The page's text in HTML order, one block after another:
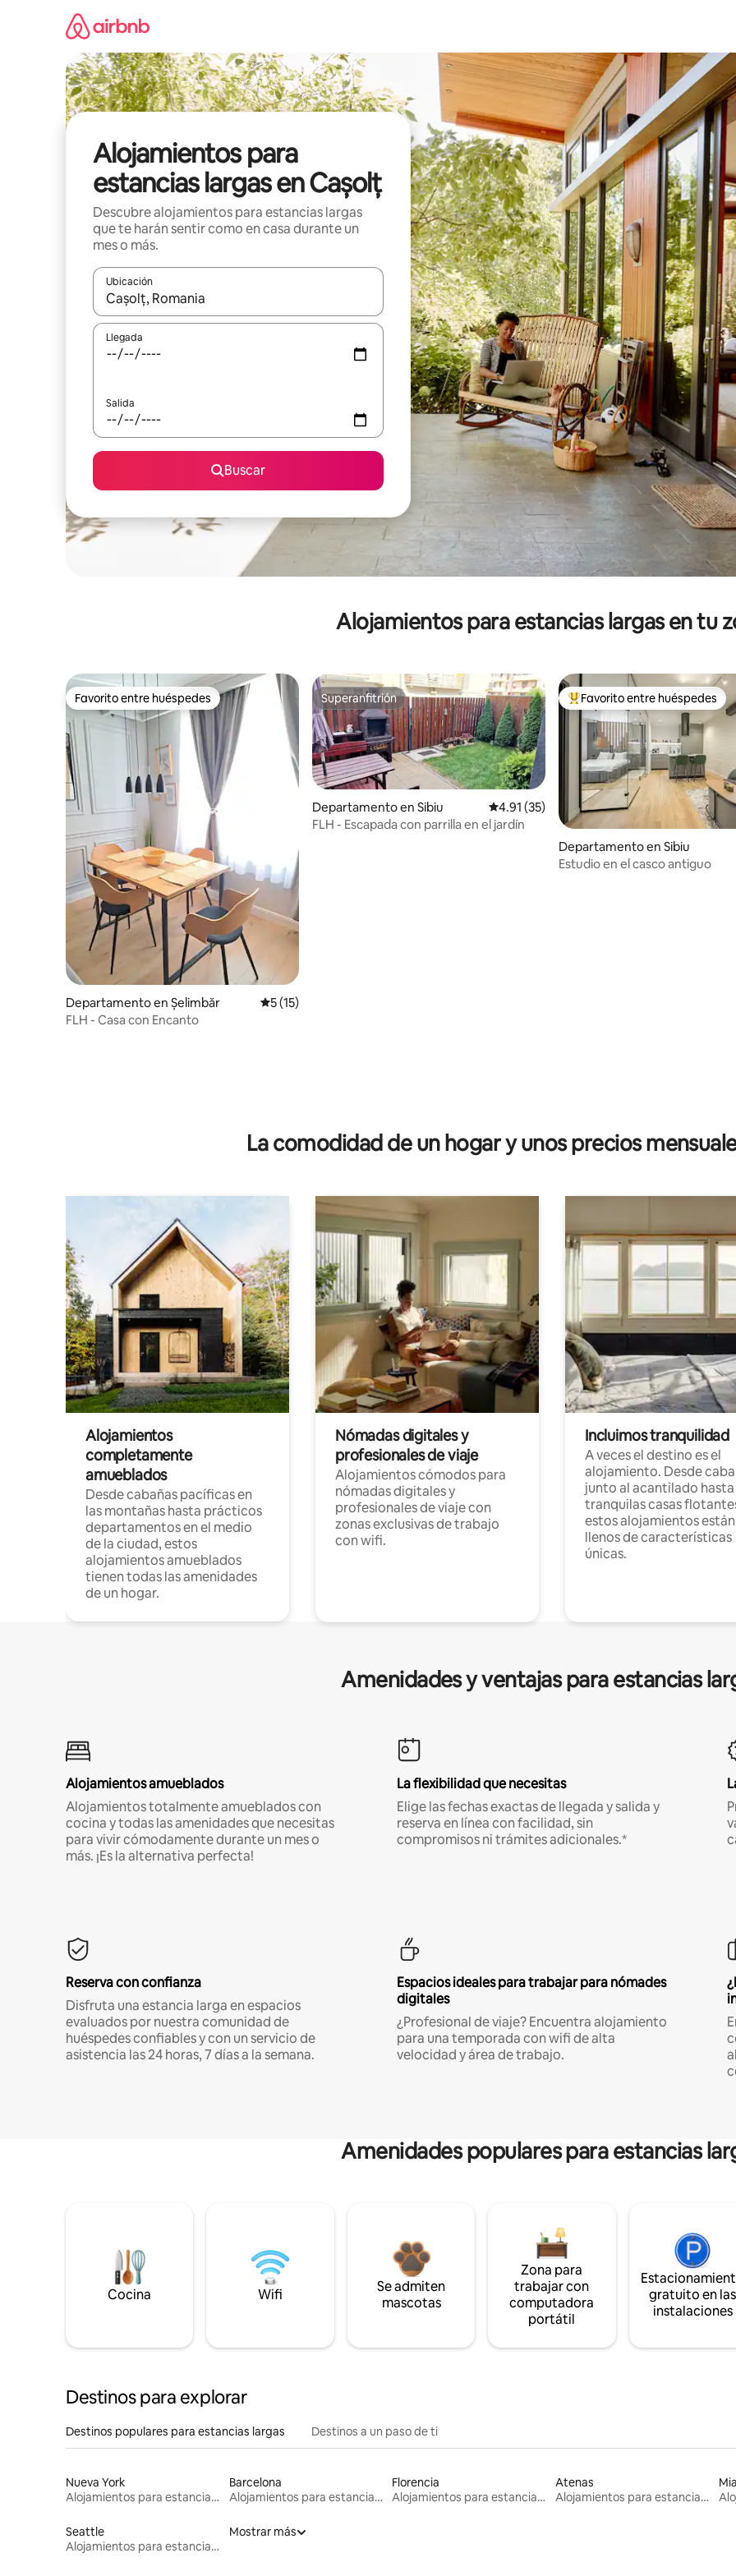
Alojamientos para
estancias largas en Cașolț
Descubre alojamientos para estancias largas
que te harán sentir como en casa durante un
mes o más.
Ubicación
Cuando los resultados estén disponibles, podrás navegar usando las teclas de las flechas hacia arriba y hacia abajo, o
Llegada
Salida
Buscar
Alojamientos para estancias largas en tu
Favorito entre huéspedes
Favorito entre huéspedes
Departamento en Șelimbăr Calificación promedio: 5 de 5; 15 evaluaciones
5 (15)
FLH - Casa con Encanto
Superanfitrión
Superanfitrión
Departamento en Sibiu Calificación promedio: 4.91 de 5; 35
4.91 (35)
FLH - Escapada con parrilla en el jardín
De los mejores en Favorito
Favorito entre huéspedes
Departamento en Sibiu
Estudio en el casco antiguo
La comodidad de un hogar y unos precios
Alojamientos
completamente
amueblados
Desde cabañas pacíficas en
las montañas hasta prácticos
departamentos en el medio
de la ciudad, estos
alojamientos amueblados
tienen todas las amenidades
de un hogar.
Nómadas digitales y
profesionales de viaje
Alojamientos cómodos para
nómadas digitales y
profesionales de viaje con
zonas exclusivas de trabajo
con wifi.
Incluimos tranquilidad
A veces el destino es el
alojamiento. Desde
junto al acantilado hasta
tranquilas casas
estos alojamientos están
llenos de características
únicas.
Amenidades y ventajas para estancias
Alojamientos amueblados
Alojamientos totalmente amueblados con
cocina y todas las amenidades que necesitas
para vivir cómodamente durante un mes o
más. ¡Es la alternativa perfecta!
La flexibilidad que necesitas
Elige las fechas exactas de llegada y salida y
reserva en línea con facilidad, sin
compromisos ni trámites adicionales.*
Reserva con confianza
Disfruta una estancia larga en espacios
evaluados por nuestra comunidad de
huéspedes confiables y con un servicio de
asistencia las 24 horas, 7 días a la semana.
Espacios ideales para trabajar para nómades
digitales
¿Profesional de viaje? Encuentra alojamiento
para una temporada con wifi de alta
velocidad y área de trabajo.
Amenidades populares para estancias
Cocina Wifi
Se admiten
mascotas
Zona para
trabajar con
computadora
portátil
gratuito en las
instalaciones
Destinos para explorar
Destinos populares para estancias largas Destinos a un paso de ti
Nueva York
Alojamientos para estancias largas
Barcelona
Alojamientos para estancias largas
Florencia
Alojamientos para estancias largas
Atenas
Alojamientos para estancias largas
Seattle
Alojamientos para estancias largas
Mostrar más